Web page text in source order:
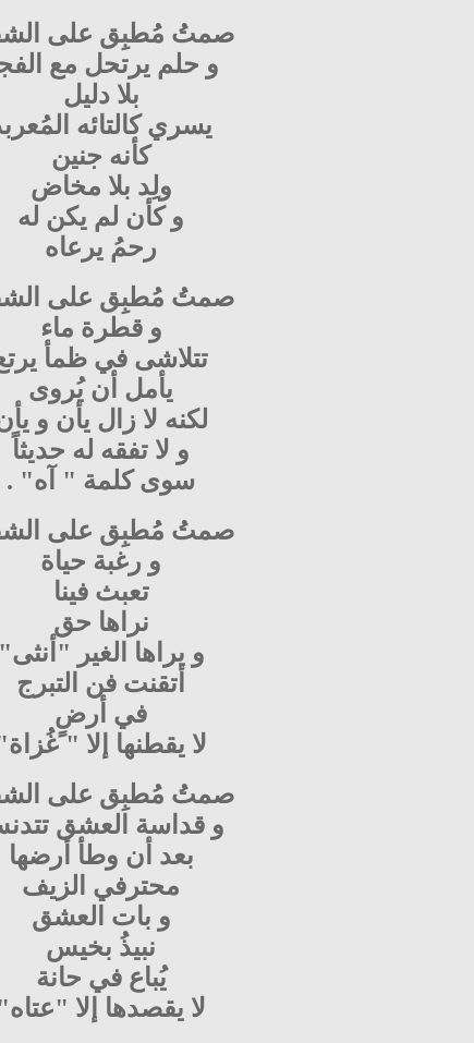
صمتُ مُطبِق على
و حلم يرتحل مع
بلا دليل
يسري كالتائه
كأنه جنين
ولِد بلا مخاض
و كأن لم يكن له
رحمُ يرعاه
صمتُ مُطبِق على
و قطرة ماء
تتلاشى في ظمأ
يأمل أن يُروى
لكنه لا زال يأن و
و لا تفقه له حديثاً
سوى كلمة " آه" .
صمتُ مُطبِق على
و رغبة حياة
تعبث فينا
نراها حق
و يراها الغير "أنثى"
أتقنت فن التبرج
في أرضٍ
لا يقطنها إلا "
صمتُ مُطبِق على
و قداسة العشق
بعد أن وطأ أرضها
محترفي الزيف
و بات العشق
نبيذُ بخيس
يُباع في حانة
لا يقصدها إلا